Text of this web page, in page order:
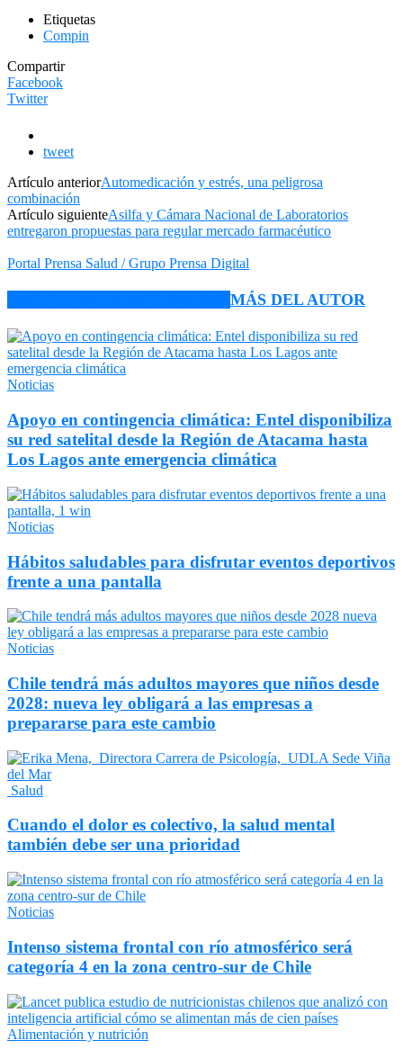
Etiquetas
Compin
Compartir
Facebook
Twitter
tweet
Artículo anteriorAutomedicación y estrés, una peligrosa
combinación
Artículo siguienteAsilfa y Cámara Nacional de Laboratorios
entregaron propuestas para regular mercado farmacéutico
Portal Prensa Salud / Grupo Prensa Digital
MÁS DEL AUTOR
Noticias
Apoyo en contingencia climática: Entel disponibiliza
su red satelital desde la Región de Atacama hasta
Los Lagos ante emergencia climática
Noticias
Hábitos saludables para disfrutar eventos deportivos
frente a una pantalla
Noticias
Chile tendrá más adultos mayores que niños desde
2028: nueva ley obligará a las empresas a
prepararse para este cambio
Salud
Cuando el dolor es colectivo, la salud mental
también debe ser una prioridad
Noticias
Intenso sistema frontal con río atmosférico será
categoría 4 en la zona centro-sur de Chile
Alimentación y nutrición